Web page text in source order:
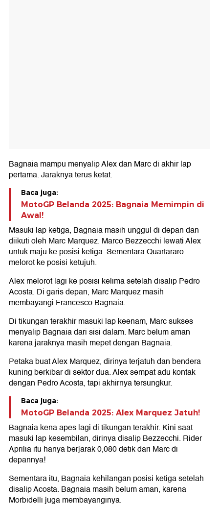
Bagnaia mampu menyalip Alex dan Marc di akhir lap
pertama. Jaraknya terus ketat.
Baca juga:
MotoGP Belanda 2025: Bagnaia Memimpin di
Awal!
Masuki lap ketiga, Bagnaia masih unggul di depan dan
diikuti oleh Marc Marquez. Marco Bezzecchi lewati Alex
untuk maju ke posisi ketiga. Sementara Quartararo
melorot ke posisi ketujuh.
Alex melorot lagi ke posisi kelima setelah disalip Pedro
Acosta. Di garis depan, Marc Marquez masih
membayangi Francesco Bagnaia.
Di tikungan terakhir masuki lap keenam, Marc sukses
menyalip Bagnaia dari sisi dalam. Marc belum aman
karena jaraknya masih mepet dengan Bagnaia.
Petaka buat Alex Marquez, dirinya terjatuh dan bendera
kuning berkibar di sektor dua. Alex sempat adu kontak
dengan Pedro Acosta, tapi akhirnya tersungkur.
Baca juga:
MotoGP Belanda 2025: Alex Marquez Jatuh!
Bagnaia kena apes lagi di tikungan terakhir. Kini saat
masuki lap kesembilan, dirinya disalip Bezzecchi. Rider
Aprilia itu hanya berjarak 0,080 detik dari Marc di
depannya!
Sementara itu, Bagnaia kehilangan posisi ketiga setelah
disalip Acosta. Bagnaia masih belum aman, karena
Morbidelli juga membayanginya.